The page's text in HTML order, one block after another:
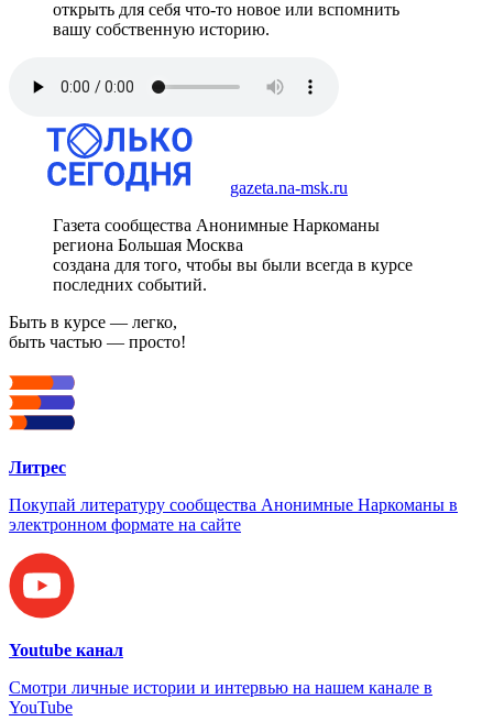
открыть для себя что-то новое или вспомнить
вашу собственную историю.
gazeta.na-msk.ru
Газета сообщества Анонимные Наркоманы
региона Большая Москва
создана для того, чтобы вы были всегда в курсе
последних событий.
Быть в курсе — легко,
быть частью — просто!
Литрес
Покупай литературу сообщества Анонимные Наркоманы в
электронном формате на сайте
Youtube канал
Смотри личные истории и интервью на нашем канале в
YouTube